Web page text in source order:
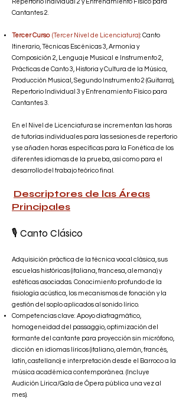
Repertorio Individual 2 y Entrenamiento Físico para
Cantantes 2.
Tercer Curso(Tercer Nivel de Licenciatura): Canto
Itinerario, Técnicas Escénicas 3, Armonía y
Composición 2, Lenguaje Musical e Instrumento 2,
Prácticas de Canto 3, Historia y Cultura de la Música,
Producción Musical, Segundo Instrumento 2 (Guitarra),
Repertorio Individual 3 y Entrenamiento Físico para
Cantantes 3.
En el Nivel de Licenciatura se incrementan las horas
de tutorías individuales para las sesiones de repertorio
y se añaden horas específicas para la Fonética de los
diferentes idiomas de la prueba, así como para el
desarrollo del trabajo teórico final.
Descriptores de las Áreas
Principales
🎙️ Canto Clásico
Adquisición práctica de la técnica vocal clásica, sus
escuelas históricas (italiana, francesa, alemana) y
estéticas asociadas. Conocimiento profundo de la
fisiología acústica, los mecanismos de fonación y la
gestión del soplo aplicados al sonido lírico.
Competencias clave: Apoyo diafragmático,
homogeneidad del passaggio, optimización del
formante del cantante para proyección sin micrófono,
dicción en idiomas líricos (italiano, alemán, francés,
latín, castellano) e interpretación desde el Barroco a la
música académica contemporánea. (Incluye
Audición Lírica/Gala de Ópera pública una vez al
mes).